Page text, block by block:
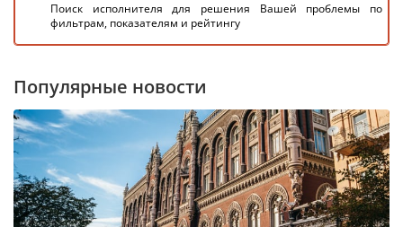
Поиск исполнителя для решения Вашей проблемы по
фильтрам, показателям и рейтингу
Популярные новости